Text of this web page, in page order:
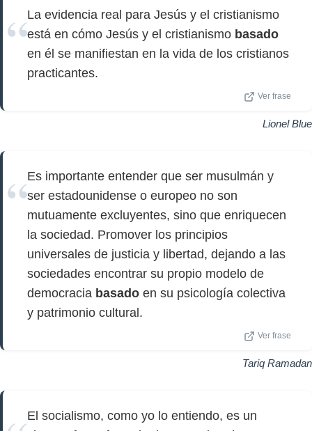
La evidencia real para Jesús y el cristianismo
está en cómo Jesús y el cristianismo basado
en él se manifiestan en la vida de los cristianos
practicantes.
Ver frase
Lionel Blue
Es importante entender que ser musulmán y
ser estadounidense o europeo no son
mutuamente excluyentes, sino que enriquecen
la sociedad. Promover los principios
universales de justicia y libertad, dejando a las
sociedades encontrar su propio modelo de
democracia basado en su psicología colectiva
y patrimonio cultural.
Ver frase
Tariq Ramadan
El socialismo, como yo lo entiendo, es un